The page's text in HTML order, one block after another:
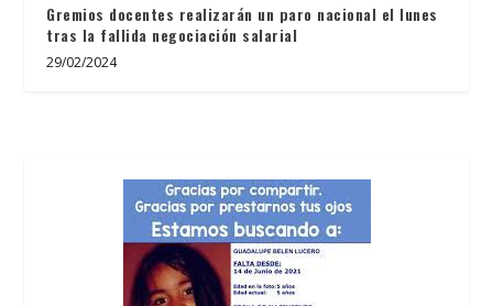
Gremios docentes realizarán un paro nacional el lunes
tras la fallida negociación salarial
29/02/2024